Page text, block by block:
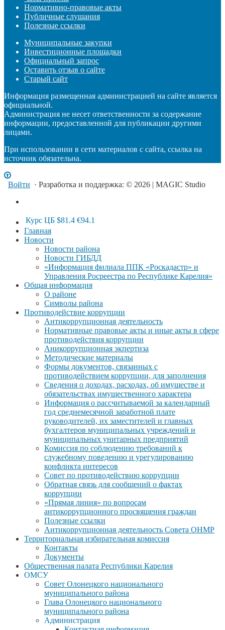
Нормативно-правовые акты
Публичные слушания
Полезные ссылки
Муниципальные закупки
Инвестиционные площадки
Официальный запрос
Оставить отзыв о сайте
Старый сайт
Информация размещенная администрацией на сайте является
официальной.
Администрация не несет ответственности за содержание
информации, предоставленной для публикации другими
лицами.
При использовании в сети материалов с сайта, ссылка на
источник обязательна.
Войти · Разработка и поддержка: © 2026 | MAGIC Studio
Курс ЦБ $81.4 €94.1
Главная
Новости
Новости района
Новости ГИБДД
«Информация филиала ППК «Роскадастр» и
Управления Росреестра по Республике Карелия»
Общая информация
О районе
Символы района
Противодействие коррупции
Антикоррупционная деятельность
Нормативные правовые акты и иные акты в сфере
противодействия коррупции
Аникоррупционная экпертиза
Методические материалы
Формы документов, связанных с
противодействием коррупции, для заполнения
Сведения о доходах, расходах, об имуществе и
обязательствах имущественного характера
Информация о рассчитываемой за календарный
год среднемесячной заработной плате
руководителей, их заместителей и главных
бухгалтеров муниципальных учреждений и
муниципальных унитарных предприятий
Комиссия по соблюдению требований к
служебному поведению и урегулированию
конфликта интересов
Совет по противодействию коррупции
Обратная связь для сообщений о фактах
коррупции
«Прямая линия» по вопросам
антикоррупционного просвящения граждан
Полезные ссылки
Антикоррупционная деятельность Совета ОНМР
Территориальная избирательная комиссия
Контакты
Документы
Общественная палата Республики Карелия
ОМСУ
Совет Олонецкого национального
муниципального района
Глава Олонецкого национального
муниципального района
Администрация